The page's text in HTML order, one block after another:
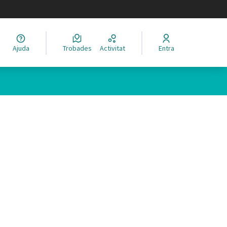
el idioma
Ajuda Trobades Activitat Entra